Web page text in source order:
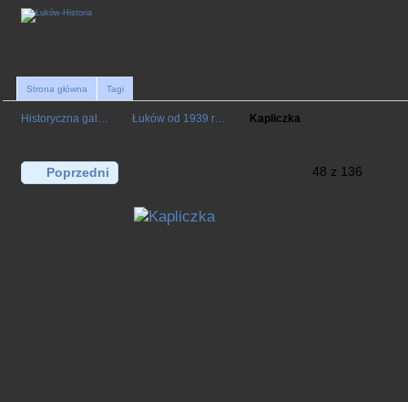
Strona główna Tagi
Historyczna gal… Łuków od 1939 r… Kapliczka
Poprzedni 48 z 136